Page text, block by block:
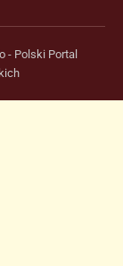
- Polski Portal